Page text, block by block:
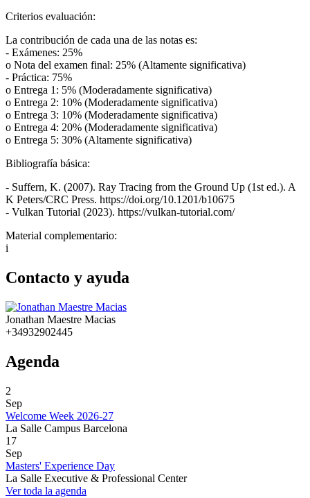
Criterios evaluación:
La contribución de cada una de las notas es:
- Exámenes: 25%
o Nota del examen final: 25% (Altamente significativa)
- Práctica: 75%
o Entrega 1: 5% (Moderadamente significativa)
o Entrega 2: 10% (Moderadamente significativa)
o Entrega 3: 10% (Moderadamente significativa)
o Entrega 4: 20% (Moderadamente significativa)
o Entrega 5: 30% (Altamente significativa)
Bibliografía básica:
- Suffern, K. (2007). Ray Tracing from the Ground Up (1st ed.). A
K Peters/CRC Press. https://doi.org/10.1201/b10675
- Vulkan Tutorial (2023). https://vulkan-tutorial.com/
Material complementario:
i
Contacto y ayuda
Jonathan Maestre Macias
+34932902445
Agenda
2
Sep
Welcome Week 2026-27
La Salle Campus Barcelona
17
Sep
Masters' Experience Day
La Salle Executive & Professional Center
Ver toda la agenda